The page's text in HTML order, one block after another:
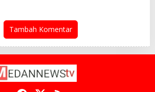
Tambah Komentar